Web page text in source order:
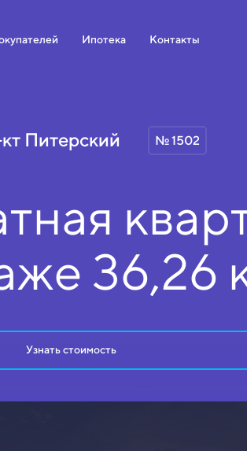
Ипотека Контакты
Питерский № 1502
36,26
Узнать стоимость